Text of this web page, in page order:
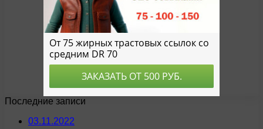
Последние записи
03.11.2022